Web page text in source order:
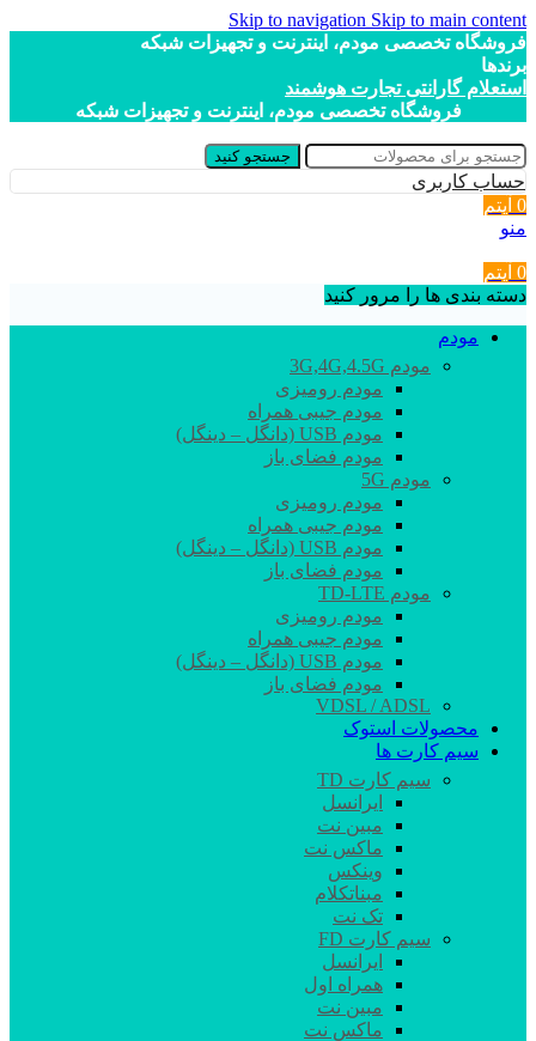
Skip to navigation Skip to main content
فروشگاه تخصصی مودم، اینترنت و تجهیزات شبکه
برندها
استعلام گارانتی تجارت هوشمند
فروشگاه تخصصی مودم، اینترنت و تجهیزات شبکه
جستجو کنید
حساب کاربری
0 آیتم
منو
0 آیتم
دسته بندی ها را مرور کنید
مودم
مودم 3G,4G,4.5G
مودم رومیزی
مودم جیبی همراه
مودم USB (دانگل – دینگل)
مودم فضای باز
مودم 5G
مودم رومیزی
مودم جیبی همراه
مودم USB (دانگل – دینگل)
مودم فضای باز
مودم TD-LTE
مودم رومیزی
مودم جیبی همراه
مودم USB (دانگل – دینگل)
مودم فضای باز
VDSL / ADSL
محصولات استوک
سیم کارت ها
سیم کارت TD
ایرانسل
مبین نت
ماکس نت
وینکس
مبناتکلام
تک نت
سیم کارت FD
ایرانسل
همراه اول
مبین نت
ماکس نت